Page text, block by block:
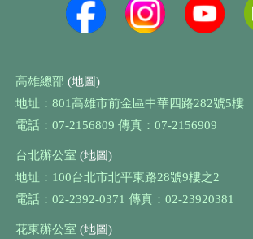
高雄總部 (地圖)
地址：801高雄市前金區中華四路282號5樓
電話：07-2156809 傳真：07-2156909
台北辦公室 (地圖)
地址：100台北市北平東路28號9樓之2
電話：02-2392-0371 傳真：02-23920381
花東辦公室 (地圖)